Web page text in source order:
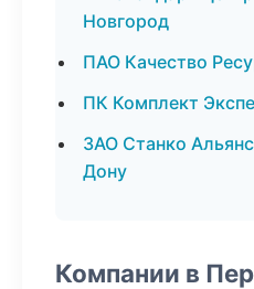
Новгород
ПАО Качество
ПК Комплект
ЗАО Станко
Дону
Компании в